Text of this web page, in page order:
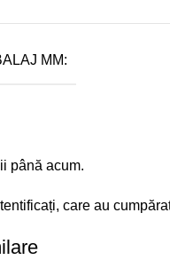
MM:
până acum.
care au